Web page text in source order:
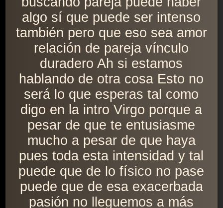
algo sí que puede ser intenso
también pero que eso sea amor
relación de pareja vínculo
duradero Ah si estamos
hablando de otra cosa Esto no
será lo que esperas tal como
digo en la intro Virgo porque a
pesar de que te entusiasme
mucho a pesar de que haya
pues toda esta intensidad y tal
puede que de lo físico no pase
puede que de esa exacerbada
pasión no lleguemos a más